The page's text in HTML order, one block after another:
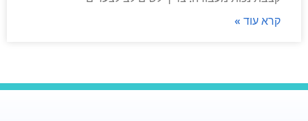
קרא עוד »